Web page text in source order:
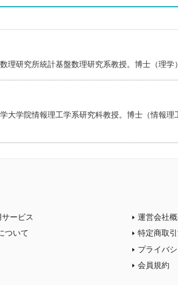
理研究所統計基盤数理研究系教授。博士（理学）
大学院情報理工学系研究科教授。博士（情報
ービス
ついて
運営会社
特定商取
プライバ
会員規約